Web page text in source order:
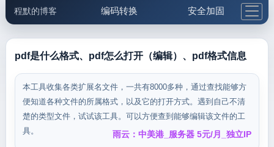
程默的博客 编码转换 安全加固
邮件工具 生活便民 更多工具
5.1支付宝大红包
pdf是什么格式、pdf怎么打开（编辑）、pdf格式信息
本工具收集各类扩展名文件，一共有8000多种，通过查找能够方
便知道各种文件的所属格式，以及它的打开方式。遇到自己不清
楚的类型文件，试试该工具。可以方便查到能够编辑该文件的工
具。
雨云：中美港_服务器 5元/月_独立IP